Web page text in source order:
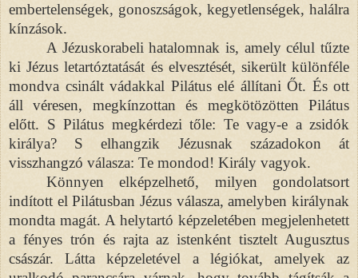
embertelenségek, gonoszságok, kegyetlenségek, halálra
kínzások.
A Jézuskorabeli hatalomnak is, amely célul tűzte
ki Jézus letartóztatását és elvesztését, sikerült különféle
mondva csinált vádakkal Pilátus elé állítani Őt. És ott
áll véresen, megkínzottan és megkötözötten Pilátus
előtt. S Pilátus megkérdezi tőle: Te vagy-e a zsidók
királya? S elhangzik Jézusnak századokon át
visszhangzó válasza: Te mondod! Király vagyok.
Könnyen elképzelhető, milyen gondolatsort
indított el Pilátusban Jézus válasza, amelyben királynak
mondta magát. A helytartó képzeletében megjelenhetett
a fényes trón és rajta az istenként tisztelt Augusztus
császár. Látta képzeletével a légiókat, amelyek az